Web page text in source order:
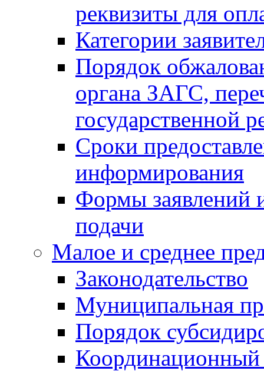
реквизиты для
Категории
Порядок
органа ЗАГС,
государственной
Сроки
информирования
Формы заявлений
подачи
Малое и среднее
Законодательство
Муниципальная
Порядок
Координационный